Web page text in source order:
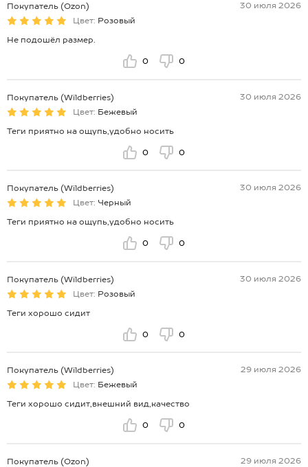
Покупатель (Ozon)
30 июля 2026
Цвет: Розовый
Не подошёл размер.
0 0
Покупатель (Wildberries)
30 июля 2026
Цвет: Бежевый
Теги приятно на ощупь,удобно носить
0 0
Покупатель (Wildberries)
30 июля 2026
Цвет: Черный
Теги приятно на ощупь,удобно носить
0 0
Покупатель (Wildberries)
30 июля 2026
Цвет: Розовый
Теги хорошо сидит
0 0
Покупатель (Wildberries)
29 июля 2026
Цвет: Бежевый
Теги хорошо сидит,внешний вид,качество
0 0
Покупатель (Ozon)
29 июля 2026